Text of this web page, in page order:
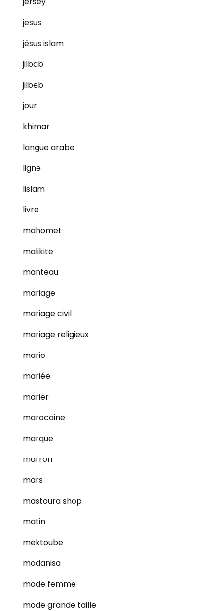
jesus
jésus islam
jilbab
jilbeb
jour
khimar
langue arabe
ligne
lislam
livre
mahomet
malikite
manteau
mariage
mariage civil
mariage religieux
marie
mariée
marier
marocaine
marque
marron
mars
mastoura shop
matin
mektoube
modanisa
mode femme
mode grande taille